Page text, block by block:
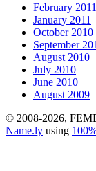
February 2011
January 2011
October 2010
September
August 2010
July 2010
June 2010
August 2009
© 2008-2026,
Name.ly using